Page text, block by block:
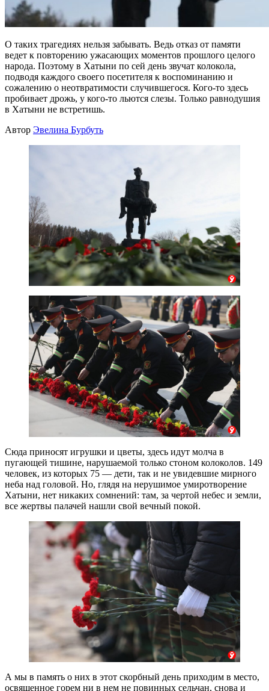
О таких трагедиях нельзя забывать. Ведь отказ от памяти
ведет к повторению ужасающих моментов прошлого целого
народа. Поэтому в Хатыни по сей день звучат колокола,
подводя каждого своего посетителя к воспоминанию и
сожалению о неотвратимости случившегося. Кого-то здесь
пробивает дрожь, у кого-то льются слезы. Только равнодушия
в Хатыни не встретишь.
Автор Эвелина Бурбуть
Сюда приносят игрушки и цветы, здесь идут молча в
пугающей тишине, нарушаемой только стоном колоколов. 149
человек, из которых 75 — дети, так и не увидевшие мирного
неба над головой. Но, глядя на нерушимое умиротворение
Хатыни, нет никаких сомнений: там, за чертой небес и земли,
все жертвы палачей нашли свой вечный покой.
А мы в память о них в этот скорбный день приходим в место,
освященное горем ни в нем не повинных сельчан, снова и